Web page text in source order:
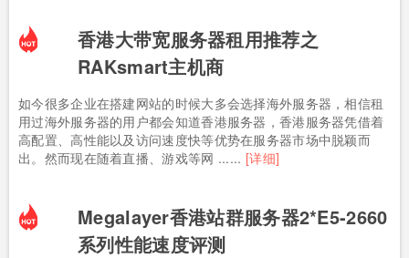
香港大带宽服务器租用推荐之
RAKsmart主机商
如今很多企业在搭建网站的时候大多会选择海外服务器，相信租
用过海外服务器的用户都会知道香港服务器，香港服务器凭借着
高配置、高性能以及访问速度快等优势在服务器市场中脱颖而
出。然而现在随着直播、游戏等网 ...... [详细]
Megalayer香港站群服务器2*E5-2660
系列性能速度评测